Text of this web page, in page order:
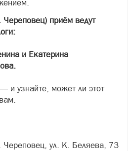
приём ведут
и Екатерина
и узнайте, может ли этот
ул. К. Беляева, 73